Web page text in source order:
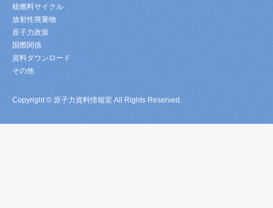
核燃料サイクル
放射性廃棄物
原子力政策
国際関係
資料ダウンロード
その他
Copyright © 原子力資料情報室 All Rights Reserved.